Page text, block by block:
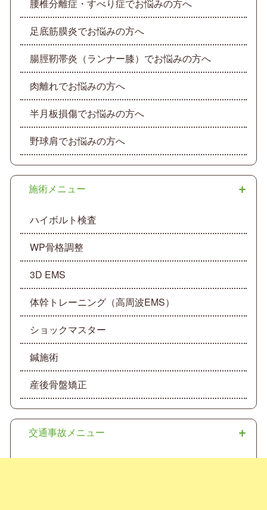
腰椎分離症・すべり症でお悩みの方へ
足底筋膜炎でお悩みの方へ
腸脛靭帯炎（ランナー膝）でお悩みの方へ
肉離れでお悩みの方へ
半月板損傷でお悩みの方へ
野球肩でお悩みの方へ
施術メニュー
ハイボルト検査
WP骨格調整
3D EMS
体幹トレーニング（高周波EMS）
ショックマスター
鍼施術
産後骨盤矯正
交通事故メニュー
交通事故後のむち打ちでお悩みの方へ